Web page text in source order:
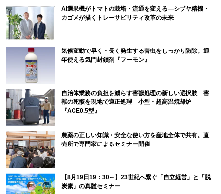
AI選果機がトマトの栽培・流通を変える―シブヤ精機・
カゴメが描くトレーサビリティ改革の未来
気候変動で早く・長く発生する害虫をしっかり防除。通
年使える気門封鎖剤『フーモン』
自治体業務の負担を減らす害獣処理の新しい選択肢 害
獣の死骸を現地で適正処理 小型・超高温焼却炉
『ACE0.5型』
農薬の正しい知識・安全な使い方を産地全体で共有。直
売所で専門家によるセミナー開催
【8月19日19：30～】23世紀へ繋ぐ「自立経営」と「脱
炭素」の真髄セミナー